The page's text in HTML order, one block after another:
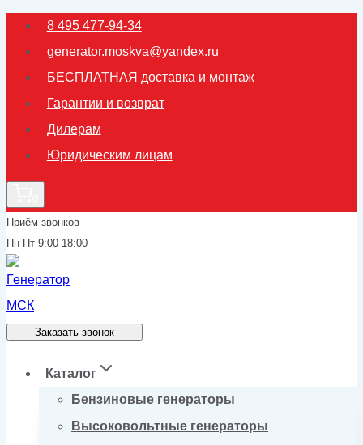
Перейти
содержимому
8 495 477-94-34
generator.moskva@yandex.ru
БЕСПЛАТНАЯ доставка и монтаж
Гарантии и возврат
Дилерам
Юридическим лицам
Приём звонков
Пн-Пт 9:00-18:00
Заказать звонок
Каталог
Бензиновые генераторы
Высоковольтные генераторы